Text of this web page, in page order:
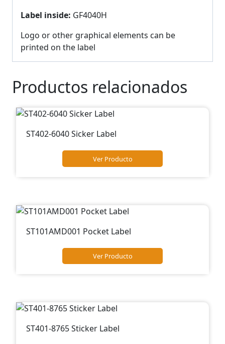
Label inside: GF4040H
Logo or other graphical elements can be
printed on the label
Productos relacionados
ST402-6040 Sicker Label
Ver Producto
ST101AMD001 Pocket Label
Ver Producto
ST401-8765 Sticker Label